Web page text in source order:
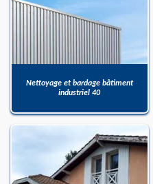
Nettoyage et bardage bâtiment
industriel 40